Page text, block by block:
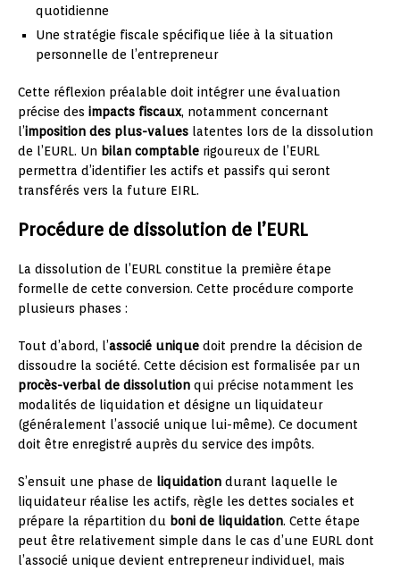
quotidienne
Une stratégie fiscale spécifique liée à la situation
personnelle de l’entrepreneur
Cette réflexion préalable doit intégrer une évaluation
précise des impacts fiscaux, notamment concernant
l’imposition des plus-values latentes lors de la dissolution
de l’EURL. Un bilan comptable rigoureux de l’EURL
permettra d’identifier les actifs et passifs qui seront
transférés vers la future EIRL.
Procédure de dissolution de l’EURL
La dissolution de l’EURL constitue la première étape
formelle de cette conversion. Cette procédure comporte
plusieurs phases :
Tout d’abord, l’associé unique doit prendre la décision de
dissoudre la société. Cette décision est formalisée par un
procès-verbal de dissolution qui précise notamment les
modalités de liquidation et désigne un liquidateur
(généralement l’associé unique lui-même). Ce document
doit être enregistré auprès du service des impôts.
S’ensuit une phase de liquidation durant laquelle le
liquidateur réalise les actifs, règle les dettes sociales et
prépare la répartition du boni de liquidation. Cette étape
peut être relativement simple dans le cas d’une EURL dont
l’associé unique devient entrepreneur individuel, mais